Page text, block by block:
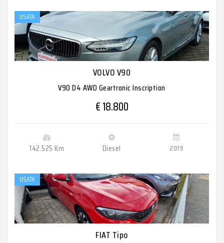
USATA
VOLVO V90
V90 D4 AWD Geartronic Inscription
€ 18.800
142.525 Km Diesel 2019
USATA
FIAT Tipo